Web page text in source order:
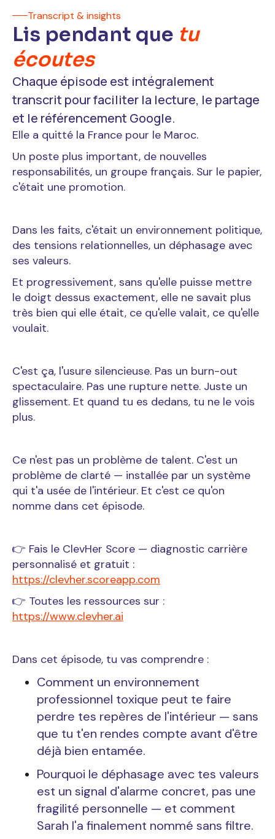
Transcript & insights
Lis pendant que tu
écoutes
Chaque épisode est intégralement
transcrit pour faciliter la lecture, le partage
et le référencement Google.
Elle a quitté la France pour le Maroc.
Un poste plus important, de nouvelles
responsabilités, un groupe français. Sur le papier,
c'était une promotion.
Dans les faits, c'était un environnement politique,
des tensions relationnelles, un déphasage avec
ses valeurs.
Et progressivement, sans qu'elle puisse mettre
le doigt dessus exactement, elle ne savait plus
très bien qui elle était, ce qu'elle valait, ce qu'elle
voulait.
C'est ça, l'usure silencieuse. Pas un burn-out
spectaculaire. Pas une rupture nette. Juste un
glissement. Et quand tu es dedans, tu ne le vois
plus.
Ce n'est pas un problème de talent. C'est un
problème de clarté — installée par un système
qui t'a usée de l'intérieur. Et c'est ce qu'on
nomme dans cet épisode.
👉 Fais le ClevHer Score — diagnostic carrière
personnalisé et gratuit :
https://clevher.scoreapp.com
👉 Toutes les ressources sur :
https://www.clevher.ai
Dans cet épisode, tu vas comprendre :
Comment un environnement
professionnel toxique peut te faire
perdre tes repères de l'intérieur — sans
que tu t'en rendes compte avant d'être
déjà bien entamée.
Pourquoi le déphasage avec tes valeurs
est un signal d'alarme concret, pas une
fragilité personnelle — et comment
Sarah l'a finalement nommé sans filtre.